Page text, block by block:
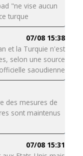
"ne vise aucun
turque
07/08 15:38
et la Turquie n'est
selon une source
officielle saoudienne
des mesures de
sont maintenus
07/08 15:31